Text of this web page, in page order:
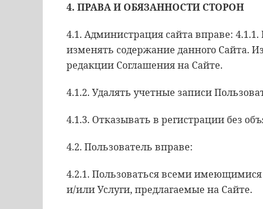
4. ПРАВА И ОБЯЗАННОСТИ СТОРОН
4.1. Администрация сайта вправе:
изменять содержание данного Сайта.
редакции Соглашения на Сайте.
4.1.2. Удалять учетные записи
4.1.3. Отказывать в регистрации без
4.2. Пользователь вправе:
4.2.1. Пользоваться всеми
и/или Услуги, предлагаемые на Сайте.